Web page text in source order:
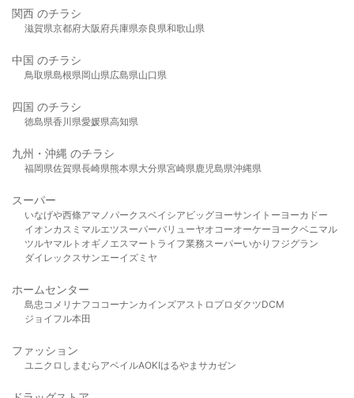
関西 のチラシ
滋賀県京都府大阪府兵庫県奈良県和歌山県
中国 のチラシ
鳥取県島根県岡山県広島県山口県
四国 のチラシ
徳島県香川県愛媛県高知県
九州・沖縄 のチラシ
福岡県佐賀県長崎県熊本県大分県宮崎県鹿児島県沖縄県
スーパー
いなげや西條アマノパークスベイシア ビッグヨーサンイトーヨーカドー
イオンカスミ マルエツスーパーバリューヤオコーオーケー ヨークベニマル
ツルヤマルト オギノ エスマート ライフ業務スーパーいかり フジグラン
ダイレックスサンエーイズミヤ
ホームセンター
島忠 コメリ ナフコ コーナンカインズアストロプロダクツDCM
ジョイフル本田
ファッション
ユニクロ しまむら アベイルAOKIはるやま サカゼン